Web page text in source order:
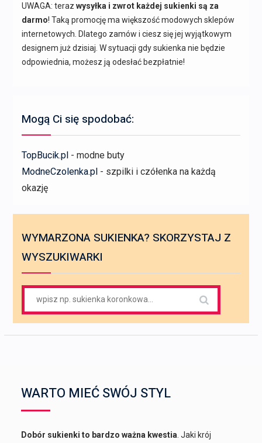
UWAGA: teraz wysyłka i zwrot każdej sukienki są za
darmo! Taką promocję ma większość modowych sklepów
internetowych. Dlatego zamów i ciesz się jej wyjątkowym
designem już dzisiaj. W sytuacji gdy sukienka nie będzie
odpowiednia, możesz ją odesłać bezpłatnie!
Mogą Ci się spodobać:
TopBucik.pl- modne buty
ModneCzolenka.pl- szpilki i czółenka na każdą
okazję
WYMARZONA SUKIENKA? SKORZYSTAJ Z
WYSZUKIWARKI
WARTO MIEĆ SWÓJ STYL
Dobór sukienki to bardzo ważna kwestia . Jaki krój